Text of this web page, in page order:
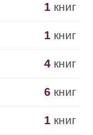
1 книг
1 книг
4 книг
6 книг
1 книг